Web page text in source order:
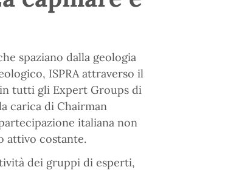
spaziano dalla geologia
ISPRA attraverso il
tutti gli Expert Groups di
carica di Chairman
italiana non
attivo costante.
dei gruppi di esperti,